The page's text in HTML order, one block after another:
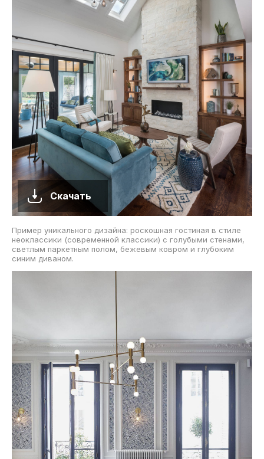
Скачать
Пример уникального дизайна: роскошная гостиная в стиле
неоклассики (современной классики) с голубыми стенами,
светлым паркетным полом, бежевым ковром и глубоким
синим диваном.